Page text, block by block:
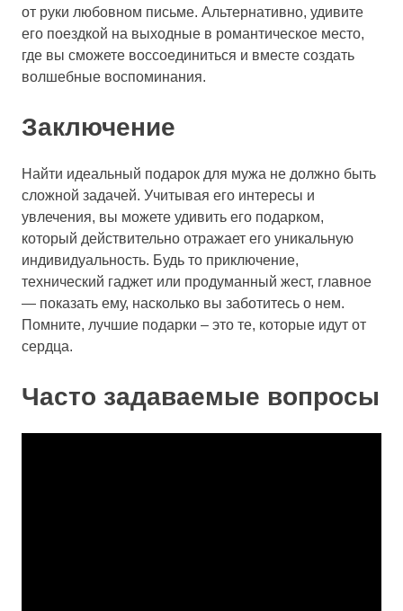
от руки любовном письме. Альтернативно, удивите
его поездкой на выходные в романтическое место,
где вы сможете воссоединиться и вместе создать
волшебные воспоминания.
Заключение
Найти идеальный подарок для мужа не должно быть
сложной задачей. Учитывая его интересы и
увлечения, вы можете удивить его подарком,
который действительно отражает его уникальную
индивидуальность. Будь то приключение,
технический гаджет или продуманный жест, главное
— показать ему, насколько вы заботитесь о нем.
Помните, лучшие подарки – это те, которые идут от
сердца.
Часто задаваемые вопросы